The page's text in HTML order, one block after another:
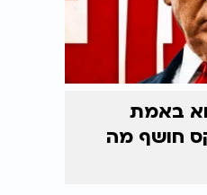
באמת
חושף מה